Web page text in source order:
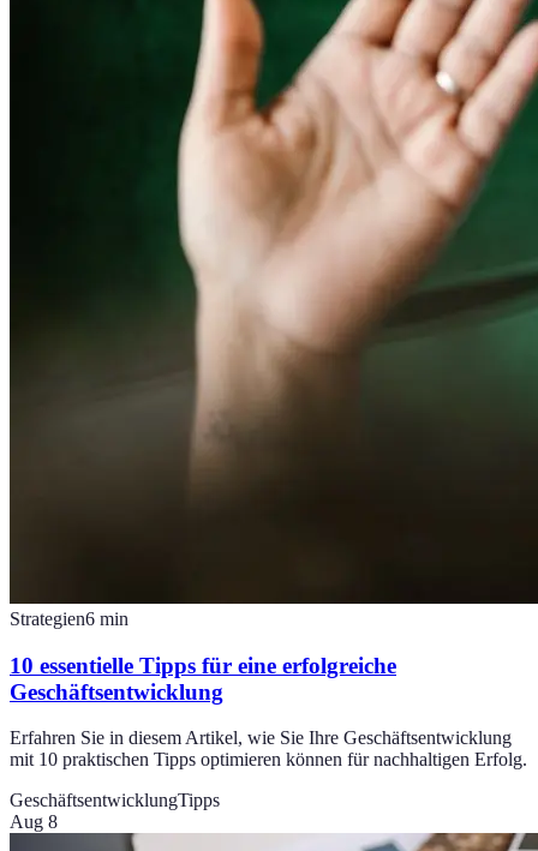
Strategien6 min
10 essentielle Tipps für eine erfolgreiche
Geschäftsentwicklung
Erfahren Sie in diesem Artikel, wie Sie Ihre Geschäftsentwicklung
mit 10 praktischen Tipps optimieren können für nachhaltigen Erfolg.
GeschäftsentwicklungTipps
Aug 8